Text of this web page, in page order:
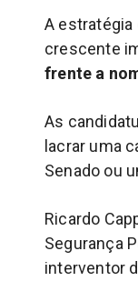
A estratégia
crescente
frente a
As
lacrar uma
Senado ou
Ricardo
Segurança
interventor